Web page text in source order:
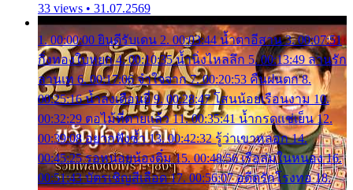
33 views • 31.07.2569
1. 00:00:00 ยินดีรับเดน 2. 00:03:44 น้ำตาอีสาน 3. 00:07:51
กิ่งทองใบหยก 4. 00:10:35 น้ำนิ่งไหลลึก 5. 00:13:49 ลานรัก
ลานเท 6. 00:17:06 จำใจจาก 7. 00:20:53 คืนฝนตก 8.
00:25:16 น้ำลงเดือนยี่ 9. 00:28:47 โสนน้อยเรือนงาม 10.
00:32:29 ตอไม้ที่ตายแล้ว 11. 00:35:41 น้ำกรดแช่เย็น 12.
00:39:08 อยากฟังซ้ำ 13. 00:42:32 รู้ว่าเขาหลอก 14.
00:45:25 รอหน่อยน้องติ๋ม 15. 00:48:56 เรือล่มในหนอง 16.
00:51:43 บัตรเชิญสีเลือด 17. 00:56:07 อดีตรักโรงทอ 18.